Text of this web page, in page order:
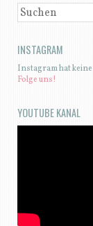
SUCHEN
INSTAGRAM
Instagram hat
Folge uns!
YOUTUBE KANAL